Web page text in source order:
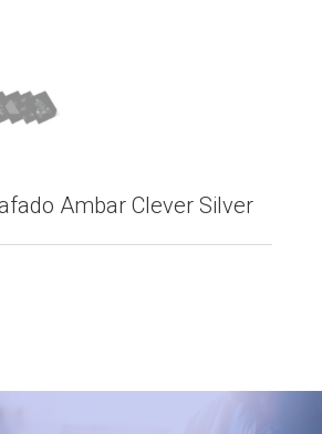
Ambar Clever Silver